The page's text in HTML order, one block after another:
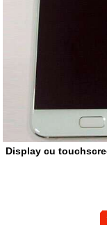
Display cu